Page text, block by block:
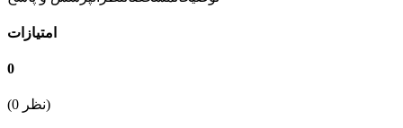
فاصله پین های IDC مطابق شمای فنی این محصول برابر با 2.54
امتیازات
0
(0 نظر)